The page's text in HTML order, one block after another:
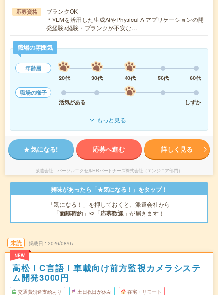
応募資格
ブランクOK
＊VLMを活用した生成AIやPhysical AIアプリケーションの開
発経験※経験・ブランクが不安な…
職場の雰囲気
年齢層
20代
30代 40代 50代
60代
職場の様子
活気がある
しずか
もっと見る
気になる! 応募へ進む 詳しく見る
派遣会社 パーソルエクセルHRパートナーズ株式会社（エンジニア部門）
興味があったら「★気になる！」をタップ！
「気になる！」を押しておくと、派遣会社から
「面談確約」 や 「応募歓迎」 が届きます！
未読
NEW
掲載日 2026/08/07
高松！C言語！車載向け前方監視カメラシステ
ム開発3000円
交通費別途支給あり 土日祝日が休み 在宅・リモート